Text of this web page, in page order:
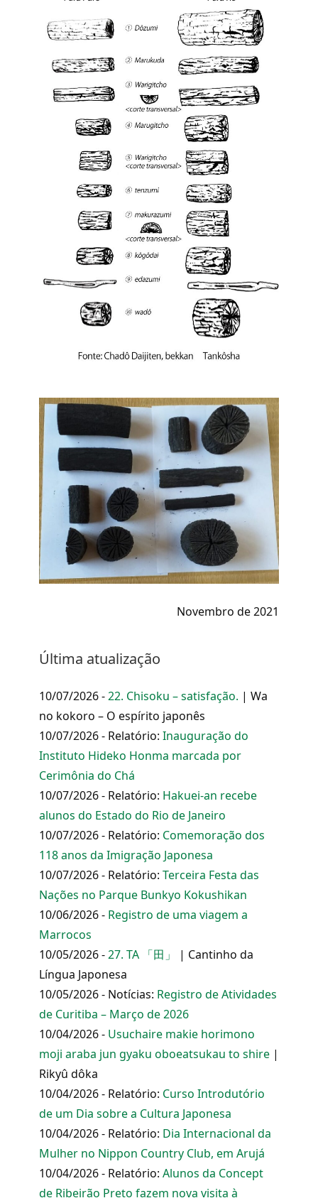
Novembro de 2021
Última atualização
10/07/2026 -22. Chisoku – satisfação. | Wa
no kokoro – O espírito japonês
10/07/2026 - Relatório: Inauguração do
Instituto Hideko Honma marcada por
Cerimônia do Chá
10/07/2026 - Relatório: Hakuei-an recebe
alunos do Estado do Rio de Janeiro
10/07/2026 - Relatório: Comemoração dos
118 anos da Imigração Japonesa
10/07/2026 - Relatório: Terceira Festa das
Nações no Parque Bunkyo Kokushikan
10/06/2026 - Registro de uma viagem a
Marrocos
10/05/2026 -27. TA 「田」
| Cantinho da
Língua Japonesa
10/05/2026 - Notícias: Registro de Atividades
de Curitiba – Março de 2026
10/04/2026 - Usuchaire makie horimono
moji araba jun gyaku oboeatsukau to shire |
Rikyû dôka
10/04/2026 - Relatório: Curso Introdutório
de um Dia sobre a Cultura Japonesa
10/04/2026 - Relatório: Dia Internacional da
Mulher no Nippon Country Club, em Arujá
10/04/2026 - Relatório: Alunos da Concept
de Ribeirão Preto fazem nova visita à